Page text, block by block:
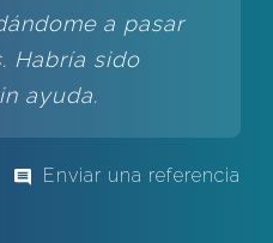
a pasar
Habría sido
ayuda.
Enviar una referencia